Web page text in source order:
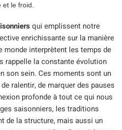
et le froid.
qui emplissent notre
enrichissante sur la manière
monde interprètent les temps de
rappelle la constante évolution
son sein. Ces moments sont un
ralentir, de marquer des pauses
profonde à tout ce qui nous
saisonniers, les traditions
de la structure, mais aussi un